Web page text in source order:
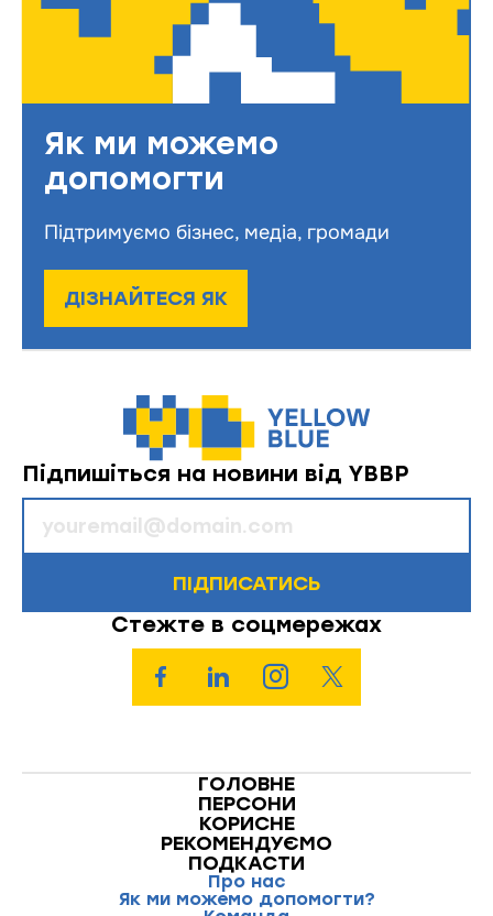
Як ми можемо
допомогти
Підтримуємо бізнес, медіа, громади
ДІЗНАЙТЕСЯ ЯК
Підпишіться на новини від YBBP
ПІДПИСАТИСЬ
Стежте в соцмережах
ГОЛОВНЕ
ПЕРСОНИ
КОРИСНЕ
РЕКОМЕНДУЄМО
ПОДКАСТИ
Про нас
Як ми можемо допомогти?